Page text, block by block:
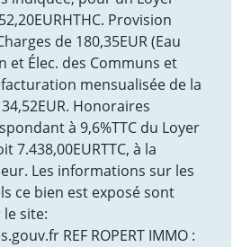
Provision
de 180,35EUR (Eau
et Élec. des Communs et
mensualisée de la
Honoraires
à 9,6%TTC du Loyer
7.438,00EURTTC, à la
Les informations sur les
ce bien est exposé sont
site:
REF ROPERT IMMO :